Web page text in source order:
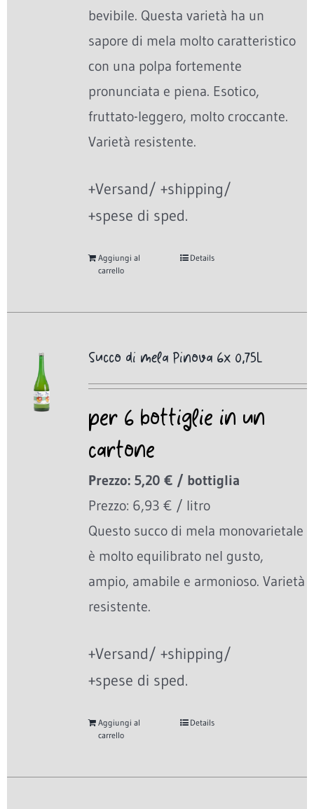
bevibile. Questa varietà ha un
sapore di mela molto caratteristico
con una polpa fortemente
pronunciata e piena. Esotico,
fruttato-leggero, molto croccante.
Varietà resistente.
+Versand/ +shipping/
+spese di sped.
Aggiungi al
carrello
Details
Succo di mela Pinova 6x 0,75L
per 6 bottiglie in un
cartone
Prezzo: 5,20 € / bottiglia
Prezzo: 6,93 € / litro
Questo succo di mela monovarietale
è molto equilibrato nel gusto,
ampio, amabile e armonioso. Varietà
resistente.
+Versand/ +shipping/
+spese di sped.
Aggiungi al
carrello
Details